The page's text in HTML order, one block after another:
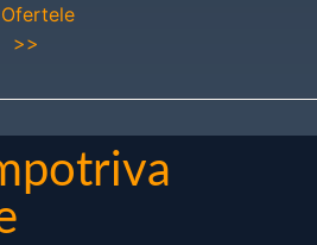
Ofertele
>>